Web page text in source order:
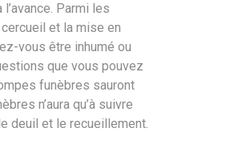
Parmi les
et la mise en
vous être inhumé ou
que vous pouvez
funèbres sauront
n’aura qu’à suivre
deuil et le recueillement.